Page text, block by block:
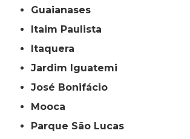
Guaianases
Itaim Paulista
Itaquera
Jardim Iguatemi
José Bonifácio
Mooca
Parque São Lucas